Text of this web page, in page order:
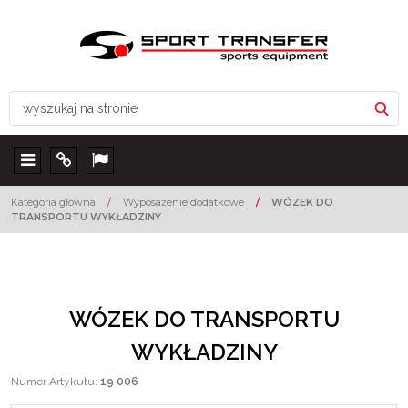
Menu Info Lang
Kategoria główna / Wyposażenie dodatkowe /
WÓZEK DO
TRANSPORTU WYKŁADZINY
WÓZEK DO TRANSPORTU
WYKŁADZINY
Numer Artykułu: 19 006